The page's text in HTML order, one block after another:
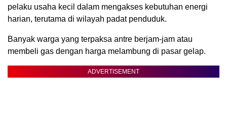
pelaku usaha kecil dalam mengakses kebutuhan energi
harian, terutama di wilayah padat penduduk.
Banyak warga yang terpaksa antre berjam-jam atau
membeli gas dengan harga melambung di pasar gelap.
ADVERTISEMENT